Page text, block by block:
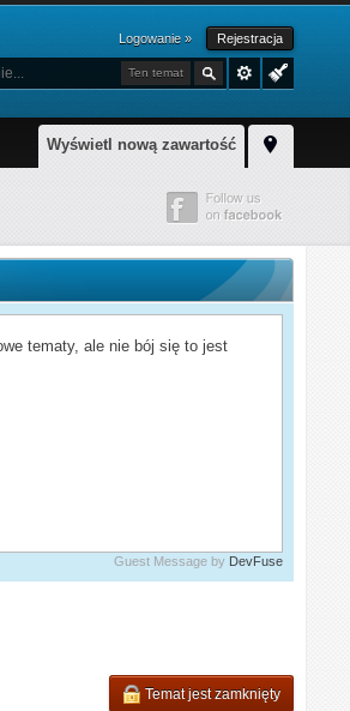
Logowanie » Rejestracja
Ten temat
Wyświetl nową zawartość
tematy, ale nie bój się to jest
Guest Message by DevFuse
Temat jest zamknięty